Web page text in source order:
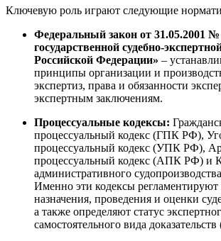
Ключевую роль играют следующие
Федеральный закон от 31.05.2001
государственной судебно-
Российской Федерации» –
принципы организации и
экспертиз, права и обязанности
экспертным заключениям.
Процессуальные кодексы:
процессуальный кодекс (ГПК РФ),
процессуальный кодекс (УПК РФ),
процессуальный кодекс (АПК РФ) и
административного
Именно эти кодексы регламентируют
назначения, проведения и оценки
а также определяют статус
самостоятельного вида